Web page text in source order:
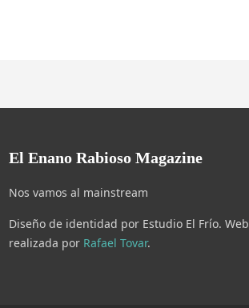
El Enano Rabioso Magazine
Nos vamos al mainstream
Diseño de identidad por Estudio El Frío. Web
realizada por Rafael Tovar.